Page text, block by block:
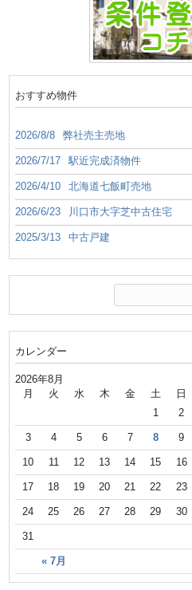
おすすめ物件
2026/8/8 弊社売主売地
2026/7/17 駅近完成済物件
2026/4/10 北海道七飯町売地
2026/6/23 川口市大字芝中古住宅
2025/3/13 中古戸建
カレンダー
2026年8月
月 火 水 木 金 土 日
« 7月
1 2
3 4 5 6 7 8 9
10 11 12 13 14 15 16
17 18 19 20 21 22 23
24 25 26 27 28 29 30
31